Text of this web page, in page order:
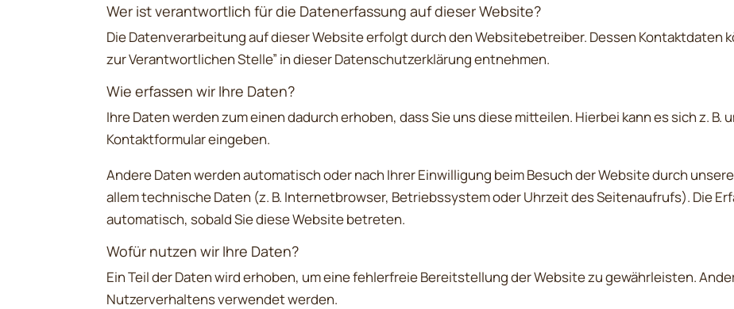
Wer ist verantwortlich für die Datenerfassung auf dieser Website?
Die Datenverarbeitung auf dieser Website erfolgt durch den Websitebetreiber. Dessen Kontaktdaten
zur Verantwortlichen Stelle” in dieser Datenschutzerklärung entnehmen.
Wie erfassen wir Ihre Daten?
Ihre Daten werden zum einen dadurch erhoben, dass Sie uns diese mitteilen. Hierbei kann es sich z. B.
Kontaktformular eingeben.
Andere Daten werden automatisch oder nach Ihrer Einwilligung beim Besuch der Website durch
allem technische Daten (z. B. Internetbrowser, Betriebssystem oder Uhrzeit des Seitenaufrufs). Die
automatisch, sobald Sie diese Website betreten.
Wofür nutzen wir Ihre Daten?
Ein Teil der Daten wird erhoben, um eine fehlerfreie Bereitstellung der Website zu gewährleisten.
Nutzerverhaltens verwendet werden.